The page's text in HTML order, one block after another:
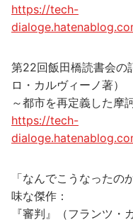
https://tech-
第22回飯田橋読書会の
ロ・カルヴィーノ著）
～都市を再定義した摩
https://tech-
「なんでこうなった
味な傑作：
『審判』（フランツ・